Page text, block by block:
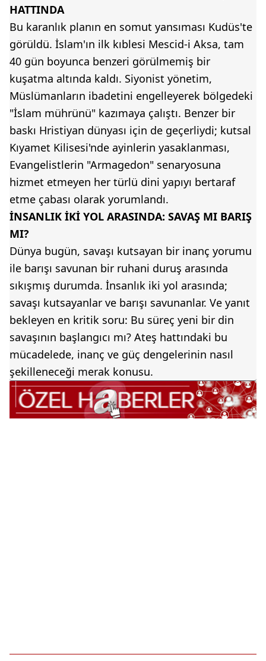
HATTINDA
Bu karanlık planın en somut yansıması Kudüs'te
görüldü. İslam'ın ilk kıblesi Mescid-i Aksa, tam
40 gün boyunca benzeri görülmemiş bir
kuşatma altında kaldı. Siyonist yönetim,
Müslümanların ibadetini engelleyerek bölgedeki
"İslam mührünü" kazımaya çalıştı. Benzer bir
baskı Hristiyan dünyası için de geçerliydi; kutsal
Kıyamet Kilisesi'nde ayinlerin yasaklanması,
Evangelistlerin "Armagedon" senaryosuna
hizmet etmeyen her türlü dini yapıyı bertaraf
etme çabası olarak yorumlandı.
İNSANLIK İKİ YOL ARASINDA: SAVAŞ MI BARIŞ
MI?
Dünya bugün, savaşı kutsayan bir inanç yorumu
ile barışı savunan bir ruhani duruş arasında
sıkışmış durumda. İnsanlık iki yol arasında;
savaşı kutsayanlar ve barışı savunanlar. Ve yanıt
bekleyen en kritik soru: Bu süreç yeni bir din
savaşının başlangıcı mı? Ateş hattındaki bu
mücadelede, inanç ve güç dengelerinin nasıl
şekilleneceği merak konusu.